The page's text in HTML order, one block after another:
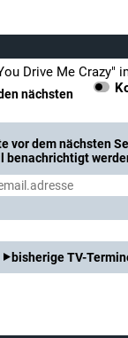
Drive Me Crazy"
nächsten
vor dem nächsten
benachrichtigt
bisherige TV-